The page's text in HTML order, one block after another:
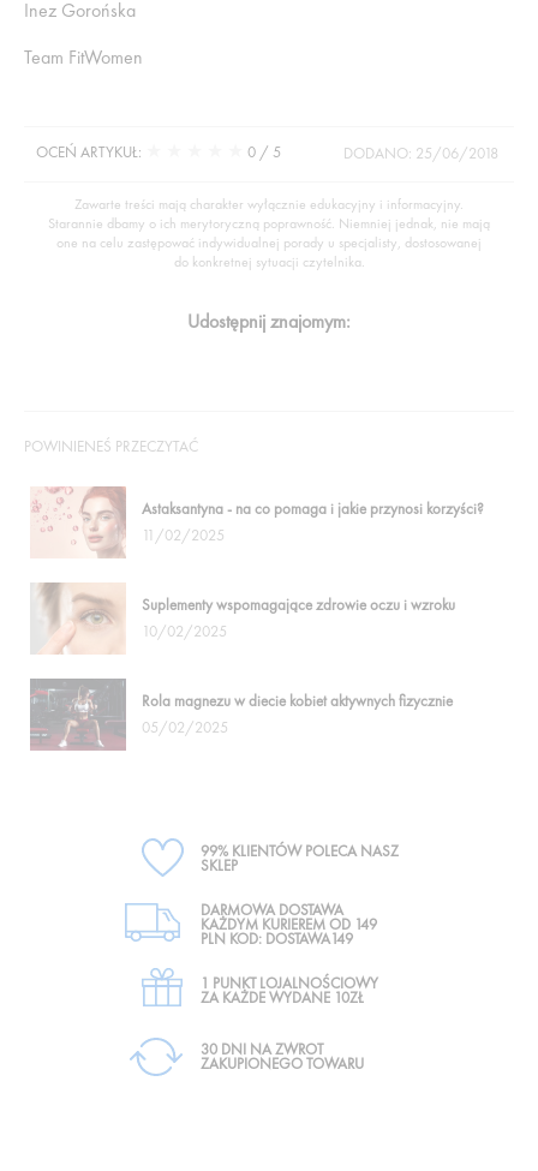
Inez Gorońska
Team FitWomen
DODANO: 25/06/2018
OCEŃ ARTYKUŁ: 0 / 5
Zawarte treści mają charakter wyłącznie edukacyjny i informacyjny.
Starannie dbamy o ich merytoryczną poprawność. Niemniej jednak, nie mają
one na celu zastępować indywidualnej porady u specjalisty, dostosowanej
do konkretnej sytuacji czytelnika.
Udostępnij znajomym:
POWINIENEŚ PRZECZYTAĆ
Astaksantyna - na co pomaga i jakie przynosi korzyści?
11/02/2025
Suplementy wspomagające zdrowie oczu i wzroku
10/02/2025
Rola magnezu w diecie kobiet aktywnych fizycznie
05/02/2025
99% KLIENTÓW POLECA NASZ
SKLEP
DARMOWA DOSTAWA
KAŻDYM KURIEREM OD 149
PLN KOD: DOSTAWA149
1 PUNKT LOJALNOŚCIOWY
ZA KAŻDE WYDANE 10ZŁ
30 DNI NA ZWROT
ZAKUPIONEGO TOWARU